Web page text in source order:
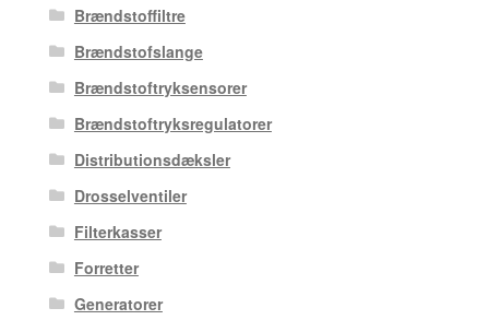
Brændstoffiltre
Brændstofslange
Brændstoftryksensorer
Brændstoftryksregulatorer
Distributionsdæksler
Drosselventiler
Filterkasser
Forretter
Generatorer